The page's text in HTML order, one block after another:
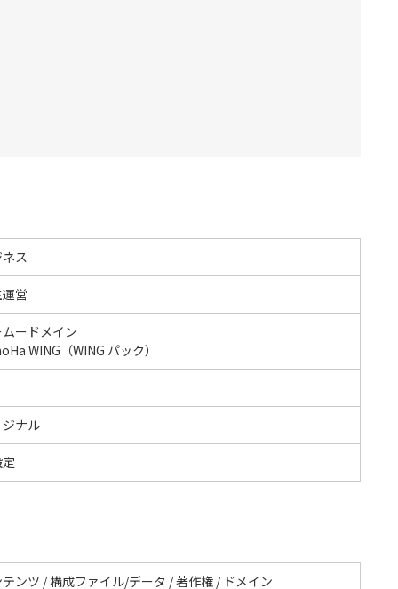
ス
営
ードメイン
WING（WING パック）
ナル
ンツ / 構成ファイル/データ / 著作権 / ドメイン